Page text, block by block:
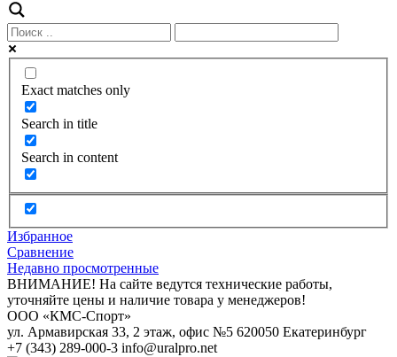
Exact matches only
Search in title
Search in content
Избранное
Сравнение
Недавно просмотренные
ВНИМАНИЕ! На сайте ведутся технические работы,
уточняйте цены и наличие товара у менеджеров!
ООО «КМС-Спорт»
ул. Армавирская 33, 2 этаж, офис №5 620050 Екатеринбург
+7 (343) 289-000-3 info@uralpro.net